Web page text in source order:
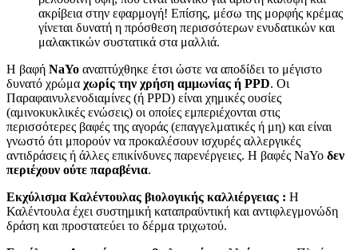
ακρίβεια στην εφαρμογή! Επίσης, μέσω της μορφής κρέμας
γίνεται δυνατή η πρόσθεση περισσότερων ενυδατικών και
μαλακτικών συστατικά στα μαλλιά.
Η βαφή NaYo αναπτύχθηκε έτσι ώστε να αποδίδει το μέγιστο
δυνατό χρώμα χωρίς την χρήση αμμωνίας ή PPD. Οι
Παραφαινυλενοδιαμίνες (ή PPD) είναι χημικές ουσίες
(αμινοκυκλικές ενώσεις) οι οποίες εμπεριέχονται στις
περισσότερες βαφές της αγοράς (επαγγελματικές ή μη) και είναι
γνωστό ότι μπορούν να προκαλέσουν ισχυρές αλλεργικές
αντιδράσεις ή άλλες επικίνδυνες παρενέργειες. Η βαφές NaYo δεν
περιέχουν ούτε παραβένια.
Εκχύλισμα Καλέντουλας βιολογικής καλλιέργειας : Η
Καλέντουλα έχει συστημική καταπραϋντική και αντιφλεγμονώδη
δράση και προστατεύει το δέρμα τριχωτού.